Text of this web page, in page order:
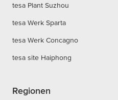
tesa Plant Suzhou
tesa Werk Sparta
tesa Werk Concagno
tesa site Haiphong
Regionen